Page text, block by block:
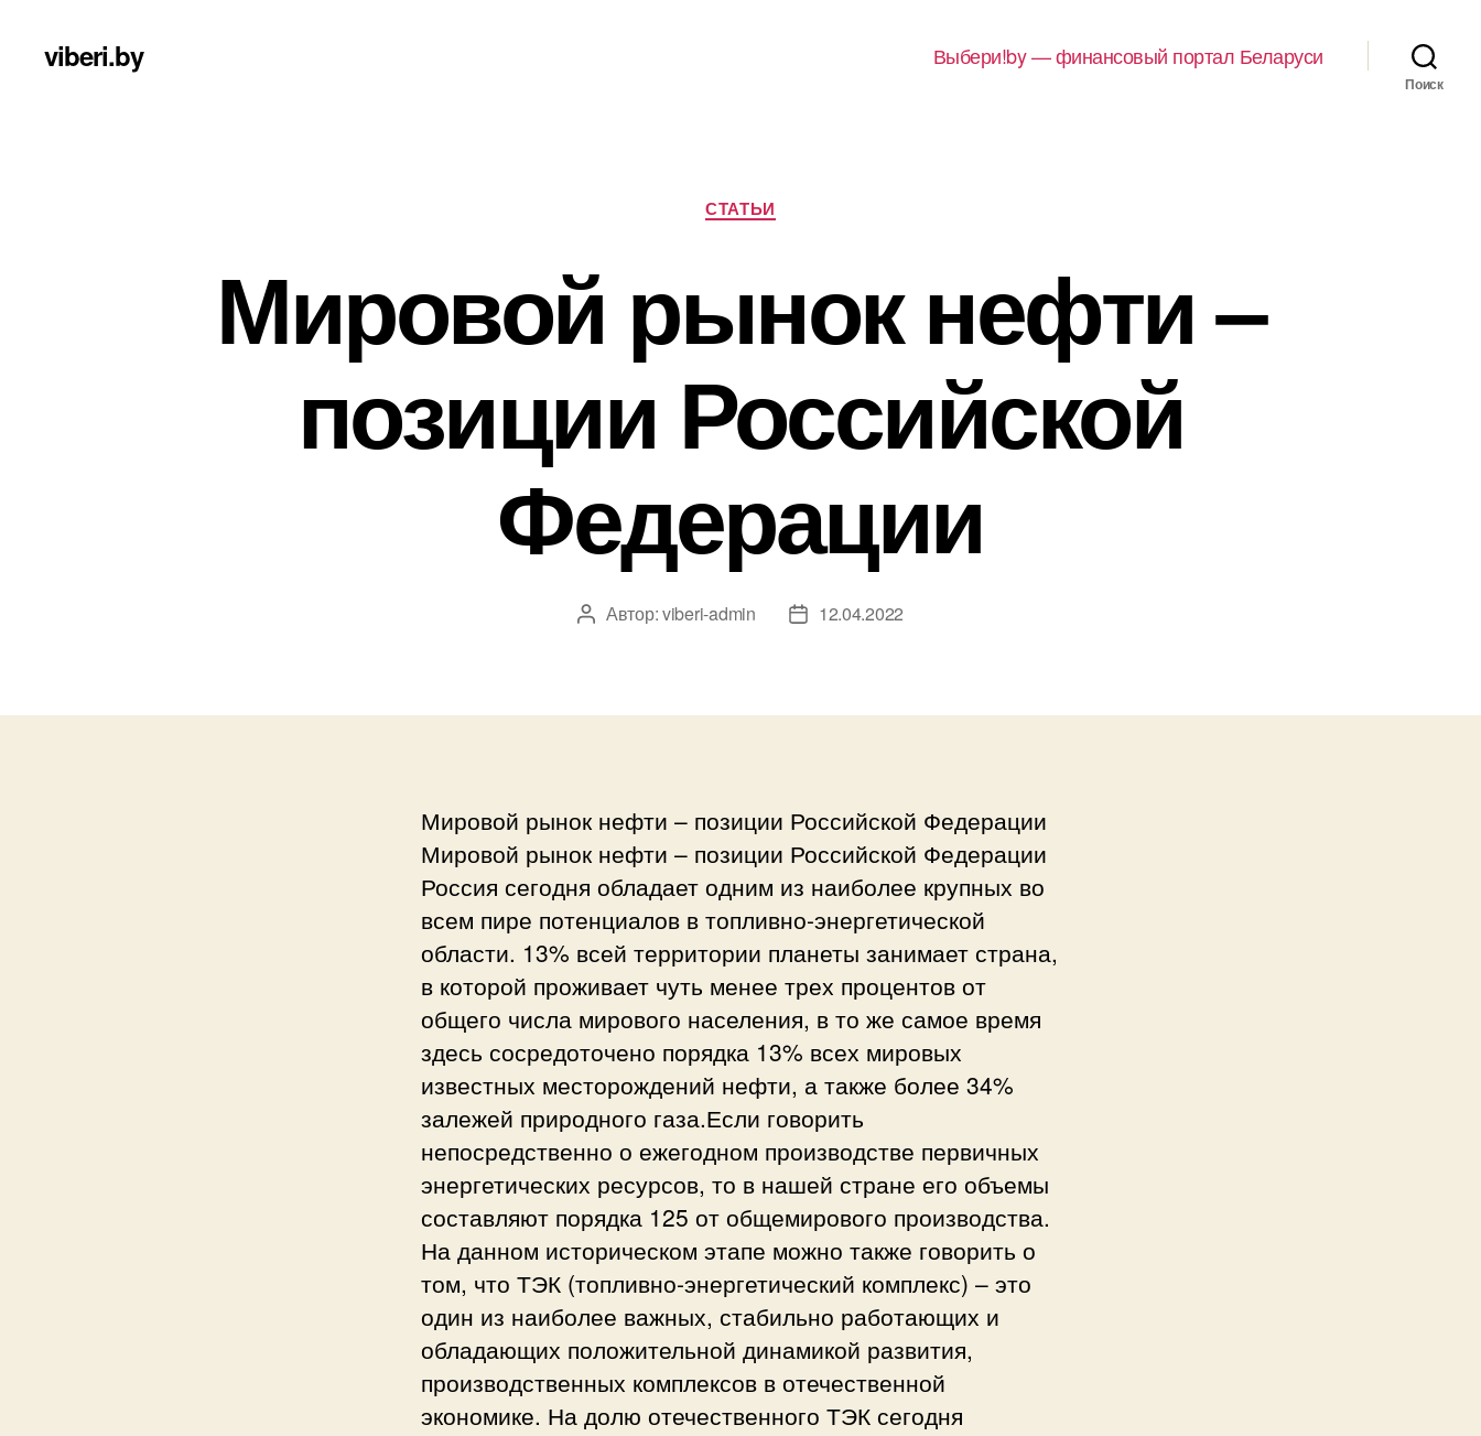
viberi.by Выбери!by — финансовый портал Беларуси
Поиск
Рубрики
СТАТЬИ
Мировой рынок нефти –
позиции Российской
Федерации
Автор
Автор:viberi-admin
Дата12.04.2022
Мировой рынок нефти – позиции Российской Федерации
Мировой рынок нефти – позиции Российской Федерации
Россия сегодня обладает одним из наиболее крупных во
всем пире потенциалов в топливно-энергетической
области. 13% всей территории планеты занимает страна,
в которой проживает чуть менее трех процентов от
общего числа мирового населения, в то же самое время
здесь сосредоточено порядка 13% всех мировых
известных месторождений нефти, а также более 34%
залежей природного газа.Если говорить
непосредственно о ежегодном производстве первичных
энергетических ресурсов, то в нашей стране его объемы
составляют порядка 125 от общемирового производства.
На данном историческом этапе можно также говорить о
том, что ТЭК (топливно-энергетический комплекс) – это
один из наиболее важных, стабильно работающих и
обладающих положительной динамикой развития,
производственных комплексов в отечественной
экономике. На долю отечественного ТЭК сегодня